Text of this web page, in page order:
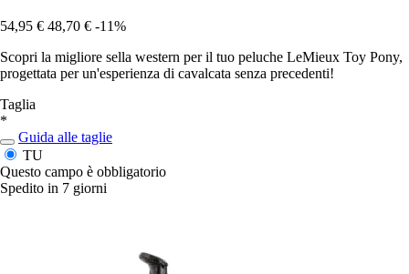
54,95 € 48,70 € -11%
Scopri la migliore sella western per il tuo peluche LeMieux Toy Pony,
progettata per un'esperienza di cavalcata senza precedenti!
Taglia
*
Guida alle taglie
TU
Questo campo è obbligatorio
Spedito in 7 giorni